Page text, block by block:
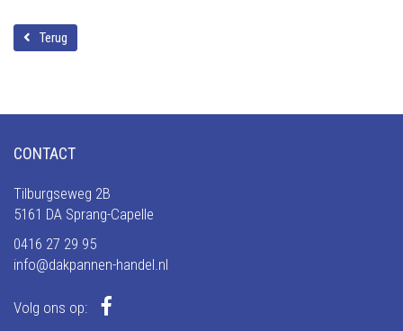
Terug
CONTACT
Tilburgseweg 2B
5161 DA Sprang-Capelle
0416 27 29 95
info@dakpannen-handel.nl
Volg ons op: